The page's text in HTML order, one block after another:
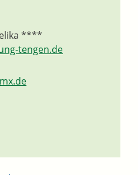
****
tengen.de